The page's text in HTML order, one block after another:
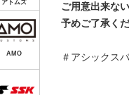
ご用意出来な
予めご了承く
＃アシックス